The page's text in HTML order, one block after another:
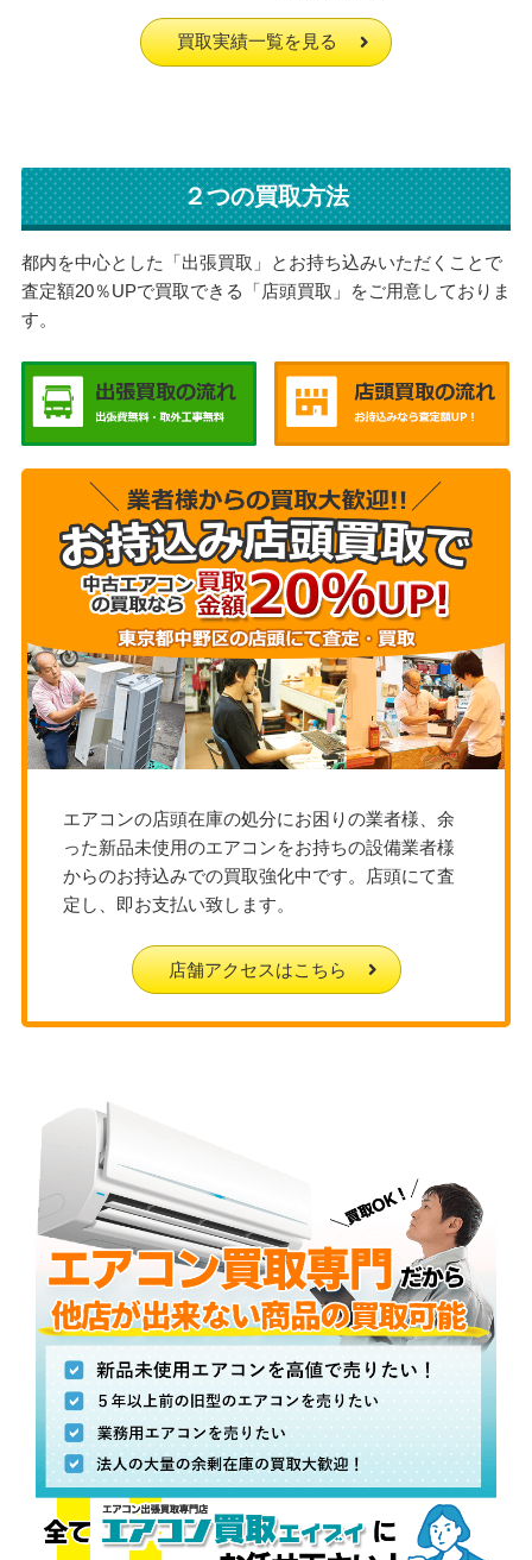
買取実績一覧を見る
２つの買取方法
都内を中心とした「出張買取」とお持ち込みいただくことで
査定額20％UPで買取できる「店頭買取」をご用意しておりま
す。
エアコンの店頭在庫の処分にお困りの業者様、余
った新品未使用のエアコンをお持ちの設備業者様
からのお持込みでの買取強化中です。店頭にて査
定し、即お支払い致します。
店舗アクセスはこちら